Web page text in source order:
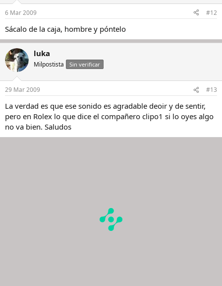
6 Mar 2009 #12
Sácalo de la caja, hombre y póntelo
luka
Milpostista Sin verificar
29 Mar 2009 #13
La verdad es que ese sonido es agradable deoir y de sentir,
pero en Rolex lo que dice el compañero clipo1 si lo oyes algo
no va bien. Saludos